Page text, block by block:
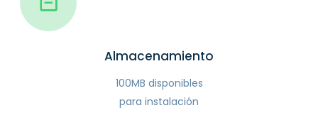
Almacenamiento
100MB disponibles
para instalación